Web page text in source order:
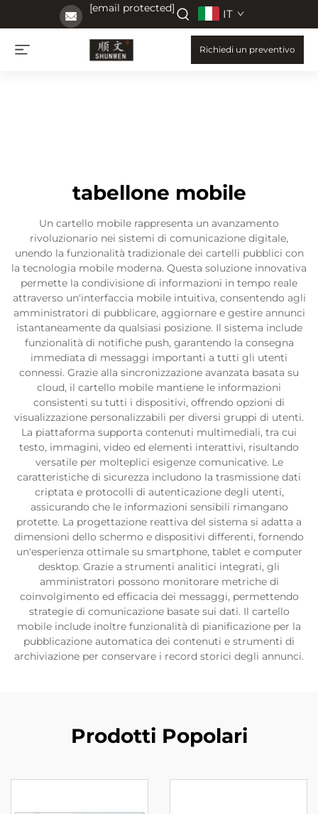
[email protected] IT
Richiedi un preventivo
tabellone mobile
Un cartello mobile rappresenta un avanzamento
rivoluzionario nei sistemi di comunicazione digitale,
unendo la funzionalità tradizionale dei cartelli pubblici con
la tecnologia mobile moderna. Questa soluzione innovativa
permette la condivisione di informazioni in tempo reale
attraverso un'interfaccia mobile intuitiva, consentendo agli
amministratori di pubblicare, aggiornare e gestire annunci
istantaneamente da qualsiasi posizione. Il sistema include
funzionalità di notifiche push, garantendo la consegna
immediata di messaggi importanti a tutti gli utenti
connessi. Grazie alla sincronizzazione avanzata basata su
cloud, il cartello mobile mantiene le informazioni
consistenti su tutti i dispositivi, offrendo opzioni di
visualizzazione personalizzabili per diversi gruppi di utenti.
La piattaforma supporta contenuti multimediali, tra cui
testo, immagini, video ed elementi interattivi, risultando
versatile per molteplici esigenze comunicative. Le
caratteristiche di sicurezza includono la trasmissione dati
criptata e protocolli di autenticazione degli utenti,
assicurando che le informazioni sensibili rimangano
protette. La progettazione reattiva del sistema si adatta a
dimensioni dello schermo e dispositivi differenti, fornendo
un'esperienza ottimale su smartphone, tablet e computer
desktop. Grazie a strumenti analitici integrati, gli
amministratori possono monitorare metriche di
coinvolgimento ed efficacia dei messaggi, permettendo
strategie di comunicazione basate sui dati. Il cartello
mobile include inoltre funzionalità di pianificazione per la
pubblicazione automatica dei contenuti e strumenti di
archiviazione per conservare i record storici degli annunci.
Prodotti Popolari